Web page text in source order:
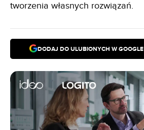
tworzenia własnych rozwiązań.
DODAJ DO ULUBIONYCH W GOOGLE